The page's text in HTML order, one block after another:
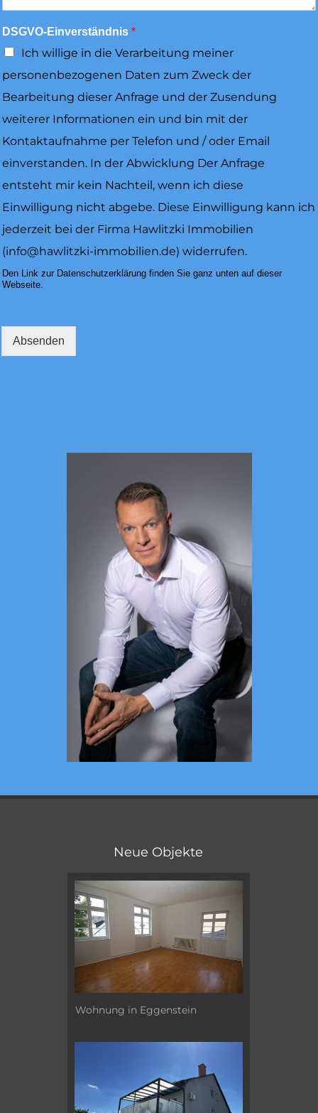
DSGVO-Einverständnis *
Ich willige in die Verarbeitung meiner
personenbezogenen Daten zum Zweck der
Bearbeitung dieser Anfrage und der Zusendung
weiterer Informationen ein und bin mit der
Kontaktaufnahme per Telefon und / oder Email
einverstanden. In der Abwicklung Der Anfrage
entsteht mir kein Nachteil, wenn ich diese
Einwilligung nicht abgebe. Diese Einwilligung kann ich
jederzeit bei der Firma Hawlitzki Immobilien
(info@hawlitzki-immobilien.de) widerrufen.
Den Link zur Datenschutzerklärung finden Sie ganz unten auf dieser
Webseite.
Absenden
Neue Objekte
Wohnung in Eggenstein